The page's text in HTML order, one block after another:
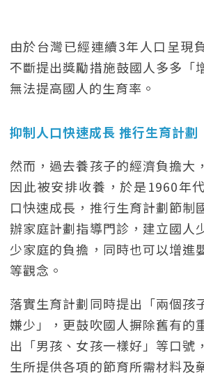
由於台灣已經連續3年人口呈現
不斷提出獎勵措施鼓國人多多「
無法提高國人的生育率。
抑制人口快速成長 推行生育計劃
然而，過去養孩子的經濟負擔大
因此被安排收養，於是1960年
口快速成長，推行生育計劃節制
辦家庭計劃指導門診，建立國人
少家庭的負擔，同時也可以增進
等觀念。
落實生育計劃同時提出「兩個孩
嫌少」，更鼓吹國人摒除舊有的
出「男孩、女孩一樣好」等口號
生所提供各項的節育所需材料及